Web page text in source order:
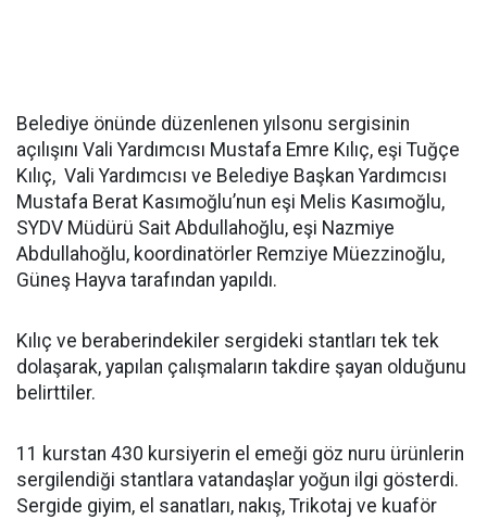
Belediye önünde düzenlenen yılsonu sergisinin
açılışını Vali Yardımcısı Mustafa Emre Kılıç, eşi Tuğçe
Kılıç, Vali Yardımcısı ve Belediye Başkan Yardımcısı
Mustafa Berat Kasımoğlu’nun eşi Melis Kasımoğlu,
SYDV Müdürü Sait Abdullahoğlu, eşi Nazmiye
Abdullahoğlu, koordinatörler Remziye Müezzinoğlu,
Güneş Hayva tarafından yapıldı.
Kılıç ve beraberindekiler sergideki stantları tek tek
dolaşarak, yapılan çalışmaların takdire şayan olduğunu
belirttiler.
11 kurstan 430 kursiyerin el emeği göz nuru ürünlerin
sergilendiği stantlara vatandaşlar yoğun ilgi gösterdi.
Sergide giyim, el sanatları, nakış, Trikotaj ve kuaför